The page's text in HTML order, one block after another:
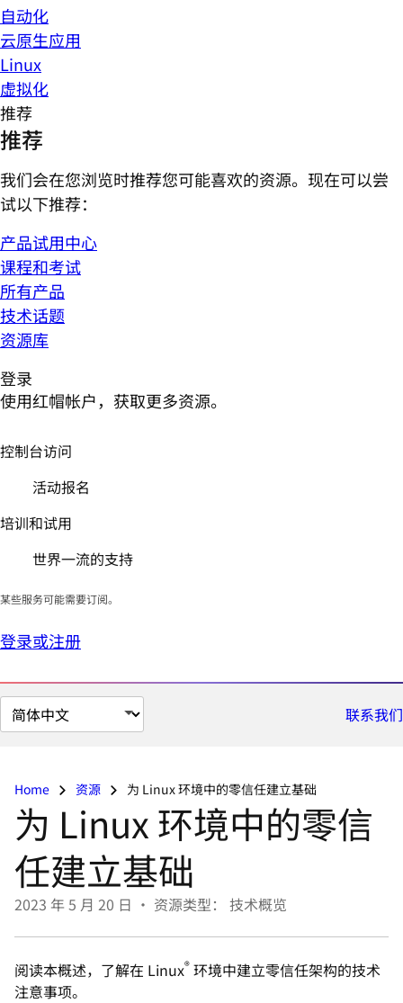
自动化
云原生应用
Linux
虚拟化
推荐
推荐
我们会在您浏览时推荐您可能喜欢的资源。现在可以尝
试以下推荐：
产品试用中心
课程和考试
所有产品
技术话题
资源库
登录
使用红帽帐户，获取更多资源。
控制台访问
活动报名
培训和试用
世界一流的支持
某些服务可能需要订阅。
登录或注册
切
换
面
联系我们
Home 资源 为 Linux 环境中的零信任建立基础
为 Linux 环境中的零信
任建立基础
2023 年 5 月 20 日 • 资源类型： 技术概览
阅读本概述，了解在 Linux® 环境中建立零信任架构的技术
注意事项。